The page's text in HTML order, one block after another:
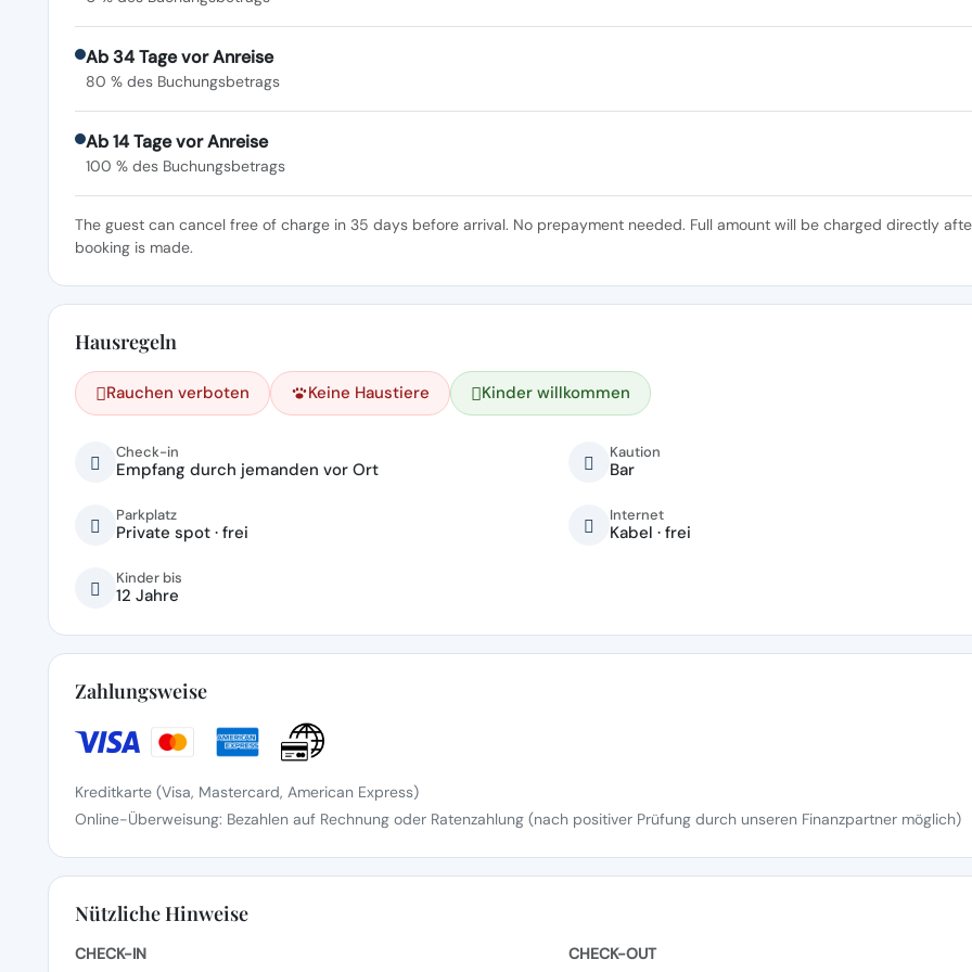
Ab 34 Tage vor Anreise
80 % des Buchungsbetrags
Ab 14 Tage vor Anreise
100 % des Buchungsbetrags
The guest can cancel free of charge in 35 days before arrival. No prepayment needed. Full amount will be charged directly
booking is made.
Hausregeln
Rauchen verboten Keine Haustiere Kinder willkommen
Check-in
Empfang durch jemanden vor Ort
Kaution
Bar
Parkplatz
Private spot · frei
Internet
Kabel · frei
Kinder bis
12 Jahre
Zahlungsweise
Kreditkarte (Visa, Mastercard, American Express)
Online-Überweisung: Bezahlen auf Rechnung oder Ratenzahlung (nach positiver Prüfung durch unseren Finanzpartner möglich)
Nützliche Hinweise
CHECK-IN CHECK-OUT